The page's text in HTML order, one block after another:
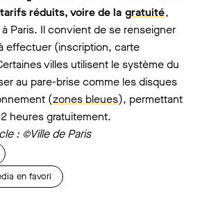
réduits, voire de la gratuité,
Paris. Il convient de se renseigner
effectuer (inscription, carte
villes utilisent le système du
au pare-brise comme les disques
(zones bleues), permettant
heures gratuitement.
: ©Ville de Paris
en favori